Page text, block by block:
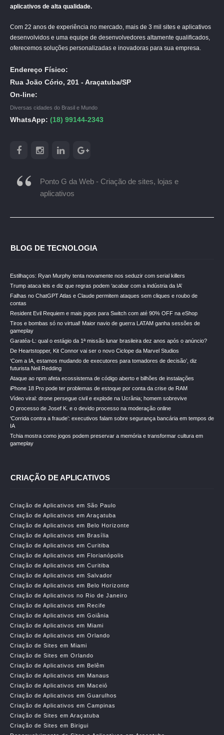
aplicativos de alta qualidade.
Com 22 anos de experiência no mercado, mais de 3 mil sites e aplicativos
desenvolvidos e uma equipe de desenvolvedores altamente qualificados,
oferecemos soluções personalizadas e inovadoras para sua empresa.
Endereço Físico:
Rua João Cório, 201 - Araçatuba/SP
On-line:
Diversas cidades do Brasil e Mundo
WhatsApp: (18) 99144-2343
Ponto G da Web - Criação de sites, lojas e
aplicativos
BLOG DE TECNOLOGIA
Estilhaços: Ryan Murphy tenta novamente nos seduzir com serial killers
Trump ataca leis e diz que regras podem ‘acabar com a indústria da IA’
Falhas no ChatGPT Atlas e Claude permitem ataques sem cliques e roubo de
contas
Resident Evil Requiem e mais jogos para Switch com até 90% OFF na eShop
Tiros e bombas só no virtual! Maior navio de guerra LATAM ganha sessões de
gameplay
Garatéa-L: qual o estágio da 1ª missão lunar brasileira dez anos após o anúncio?
De Heartstopper, Kit Connor vai ser o novo Ciclope da Marvel Studios
‘Com a IA, estamos mudando de executores para tomadores de decisão’, diz
futurista Neil Redding
Ataque ao npm afeta ecossistema de código aberto e bilhões de instalações
iPhone 18 Pro pode ter problemas de estoque por conta da crise de RAM
Vídeo viral: drone persegue civil e explode na Ucrânia; homem sobrevive
O processo de Josef K. e o devido processo na moderação online
‘Corrida contra a fraude’: executivos falam sobre segurança bancária em tempos de
IA
Tchia mostra como jogos podem preservar a memória e transformar cultura em
gameplay
CRIAÇÃO DE APLICATIVOS
Criação de Aplicativos em São Paulo
Criação de Aplicativos em Araçatuba
Criação de Aplicativos em Belo Horizonte
Criação de Aplicativos em Brasília
Criação de Aplicativos em Curitiba
Criação de Aplicativos em Florianópolis
Criação de Aplicativos em Curitiba
Criação de Aplicativos em Salvador
Criação de Aplicativos em Belo Horizonte
Criação de Aplicativos no Rio de Janeiro
Criação de Aplicativos em Recife
Criação de Aplicativos em Goiânia
Criação de Aplicativos em Miami
Criação de Aplicativos em Orlando
Criação de Sites em Miami
Criação de Sites em Orlando
Criação de Aplicativos em Belêm
Criação de Aplicativos em Manaus
Criação de Aplicativos em Maceió
Criação de Aplicativos em Guarulhos
Criação de Aplicativos em Campinas
Criação de Sites em Araçatuba
Criação de Sites em Birigui